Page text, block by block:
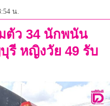
น.
ตัว 34 นักพนัน
รี หญิงวัย 49 รับ